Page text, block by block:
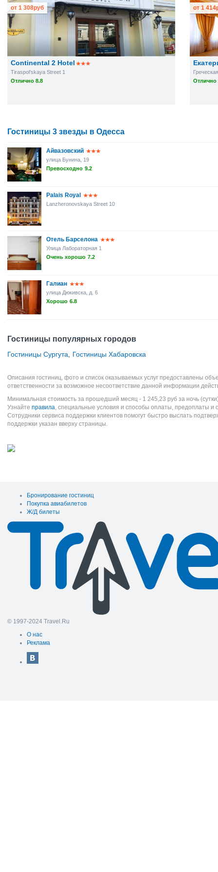
Continental 2 Hotel
Tiraspol'skaya Street 1
Отлично 8.8
от 1 308руб
Отлично
от 1 414
Гостиницы 3 звезды в Одесса
Айвазовский
улица Бунина, 19
Превосходно 9.2
Palais Royal
Lanzheronovskaya Street 10
Отель Барселона
Улица Лабораторная 1
Очень хорошо 7.2
Галиан
улица Дюкивска, д. 6
Хорошо 6.8
Гостиницы популярных городов
Гостиницы Сургута Гостиницы Хабаровска
Описания гостиниц, фото и список оказываемых услуг предоставлены
ответственности за возможное несоответствие данной информации
Минимальная стоимость за прошедший месяц - 1 245,23 руб за ночь
Узнайте правила, специальные условия и способы оплаты, предоплаты и
Сотрудники сервиса поддержки клиентов помогут быстро выслать
поддержки указан вверху страницы.
Бронирование гостиниц
Покупка авиабилетов
Ж/Д билеты
© 1997-2024 Travel.Ru
О нас
Реклама